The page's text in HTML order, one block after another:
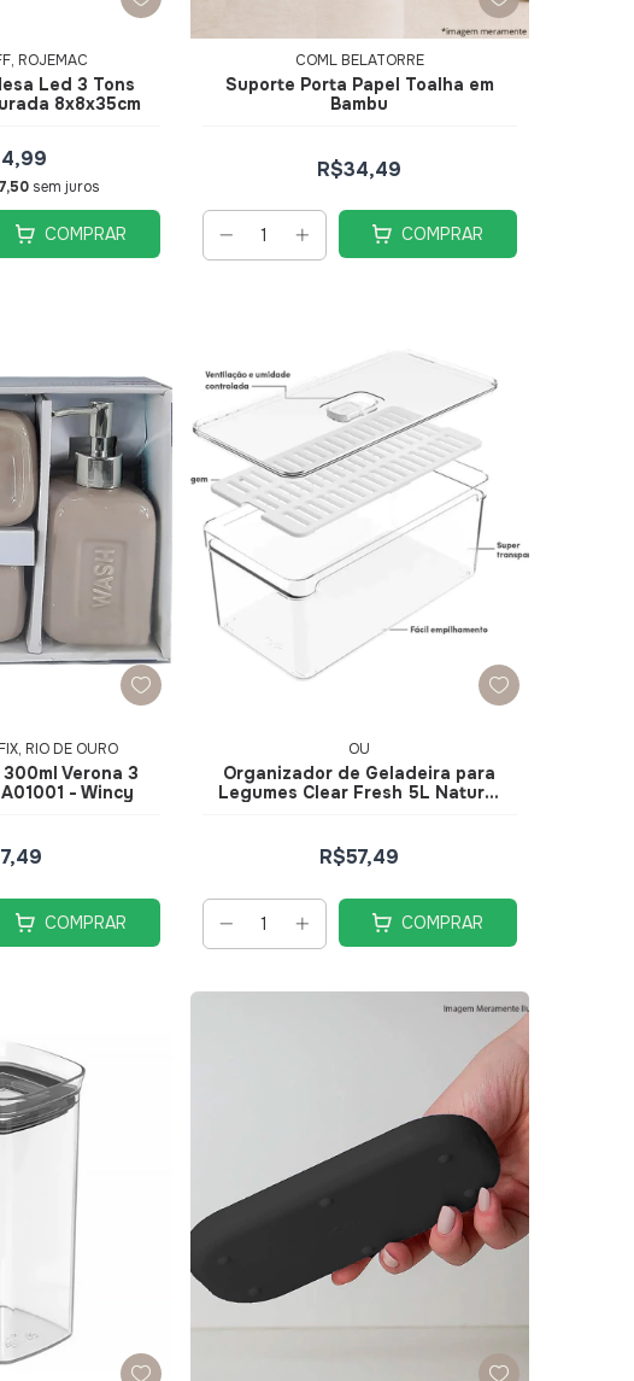
ROJEMAC
Led 3 Tons
8x8x35cm
sem juros
COMPRAR
COML BELATORRE
Suporte Porta Papel Toalha em
Bambu
R$34,49
COMPRAR
RIO DE OURO
Verona 3
- Wincy
COMPRAR
OU
Organizador de Geladeira para
Legumes Clear Fresh 5L Natural
R$57,49
COMPRAR